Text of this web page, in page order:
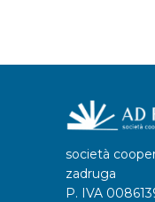
società
zadruga
P. IVA